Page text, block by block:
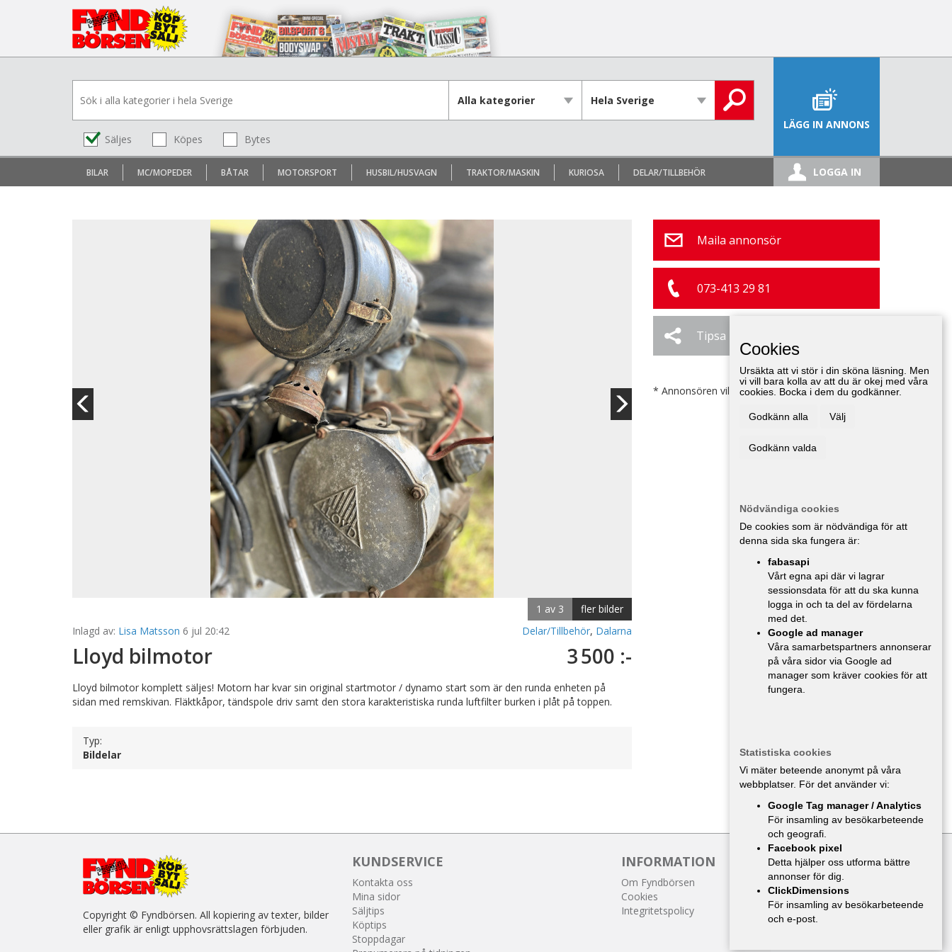
LÄGG IN ANNONS
LOGGA IN
BILAR MC/MOPEDER BÅTAR MOTORSPORT HUSBIL/HUSVAGN TRAKTOR/MASKIN KURIOSA DELAR/TILLBEHÖR
Säljes Köpes Bytes
fler bilder
1 av 3
Inlagd av: Lisa Matsson 6 jul 20:42 Delar/Tillbehör, Dalarna
Lloyd bilmotor 3 500 :-
Lloyd bilmotor komplett säljes! Motorn har kvar sin original startmotor / dynamo start som är den runda enheten på
sidan med remskivan. Fläktkåpor, tändspole driv samt den stora karakteristiska runda luftfilter burken i plåt på toppen.
Typ:
Bildelar
Maila annonsör
073-413 29 81
Tipsa
* Annonsören vill inte bli kontaktad av försäljare.
Copyright © Fyndbörsen. All kopiering av texter, bilder
eller grafik är enligt upphovsrättslagen förbjuden.
KUNDSERVICE
Kontakta oss
Mina sidor
Säljtips
Köptips
Stoppdagar
INFORMATION
Om Fyndbörsen
Cookies
Integritetspolicy
Cookies
Ursäkta att vi stör i din sköna läsning. Men
vi vill bara kolla av att du är okej med våra
cookies. Bocka i dem du godkänner.
Godkänn alla Välj
Godkänn valda
Nödvändiga cookies
De cookies som är nödvändiga för att
denna sida ska fungera är:
fabasapi
Vårt egna api där vi lagrar
sessionsdata för att du ska kunna
logga in och ta del av fördelarna
med det.
Google ad manager
Våra samarbetspartners annonserar
på våra sidor via Google ad
manager som kräver cookies för att
fungera.
Statistiska cookies
Vi mäter beteende anonymt på våra
webbplatser. För det använder vi:
Google Tag manager / Analytics
För insamling av besökarbeteende
och geografi.
Facebook pixel
Detta hjälper oss utforma bättre
annonser för dig.
ClickDimensions
För insamling av besökarbeteende
och e-post.